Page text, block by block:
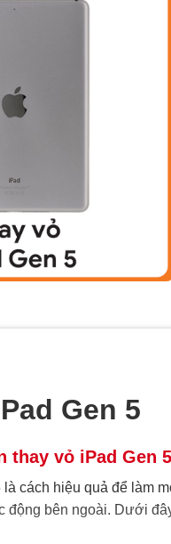
Gen 5
thay vỏ iPad Gen
cách hiệu quả để làm
động bên ngoài. Dưới